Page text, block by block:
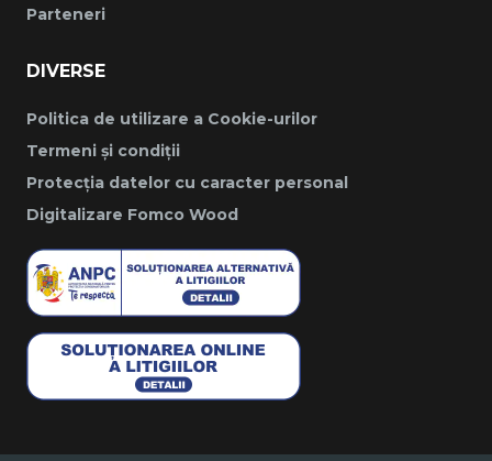
Parteneri
DIVERSE
Politica de utilizare a Cookie-urilor
Termeni și condiții
Protecția datelor cu caracter personal
Digitalizare Fomco Wood